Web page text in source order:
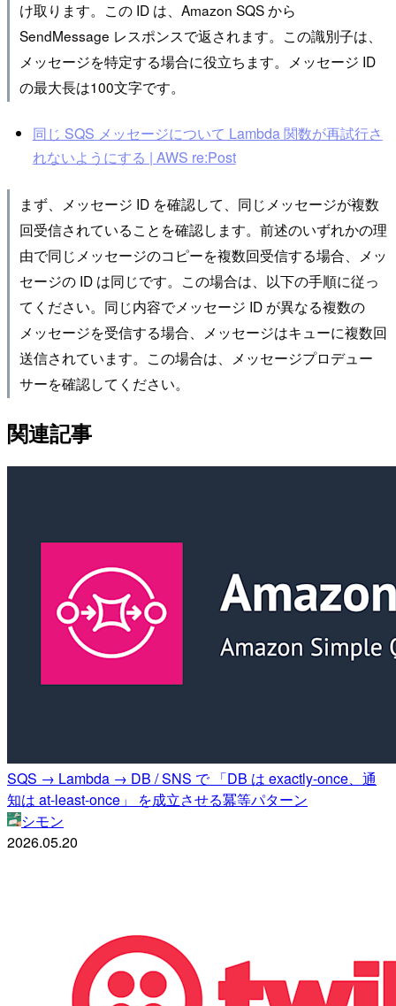
け取ります。この ID は、Amazon SQS から
SendMessage レスポンスで返されます。この識別子は、
メッセージを特定する場合に役立ちます。メッセージ ID
の最大長は100文字です。
同じ SQS メッセージについて Lambda 関数が再試行さ
れないようにする | AWS re:Post
まず、メッセージ ID を確認して、同じメッセージが複数
回受信されていることを確認します。前述のいずれかの理
由で同じメッセージのコピーを複数回受信する場合、メッ
セージの ID は同じです。この場合は、以下の手順に従っ
てください。同じ内容でメッセージ ID が異なる複数の
メッセージを受信する場合、メッセージはキューに複数回
送信されています。この場合は、メッセージプロデュー
サーを確認してください。
関連記事
SQS → Lambda → DB / SNS で 「DB は exactly-once、通
知は at-least-once」 を成立させる冪等パターン
シモン
2026.05.20